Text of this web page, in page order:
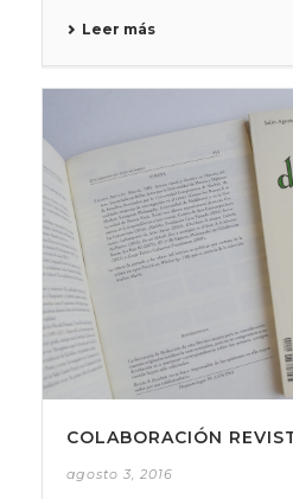
Leer más
COLABORACIÓN
agosto 3, 2016